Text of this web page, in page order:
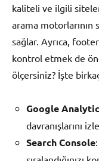
kaliteli ve ilgili
arama
sağlar. Ayrıca,
kontrol etmek de
ölçersiniz? İşte
Google
davranışlarını
Search Console